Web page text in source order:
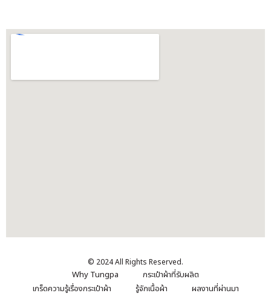
© 2024 All Rights Reserved.
Why Tungpa
กระเป๋าผ้าที่รับผลิต
เกร็ดความรู้เรื่องกระเป๋าผ้า
รู้จักเนื้อผ้า ผลงานที่ผ่านมา